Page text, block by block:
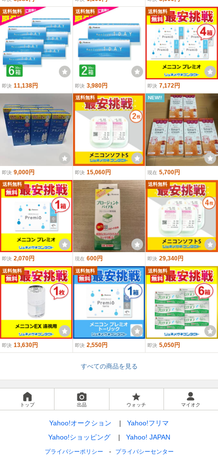
送料無料
即決 11,138円
送料無料
即決 3,980円
送料無料
即決 7,172円
即決 9,000円
送料無料
即決 15,060円
NEW!!
現在 5,700円
送料無料
即決 2,070円 現在 600円
送料無料
即決 29,340円
送料無料
即決 13,630円
送料無料
即決 2,550円
送料無料
即決 5,050円
すべての商品を見る
トップ 出品 ウォッチ マイオク
Yahoo!オークション
Yahoo!フリマ
Yahoo!ショッピング
Yahoo! JAPAN
プライバシーポリシー プライバシーセンター